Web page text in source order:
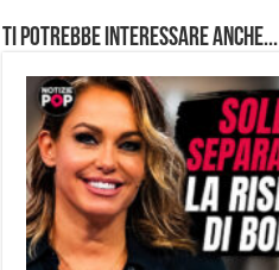
Ti potrebbe interessare anche...